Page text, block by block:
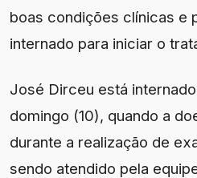
boas condições clínicas e
internado para iniciar o
José Dirceu está
domingo (10), quando a
durante a realização de
sendo atendido pela